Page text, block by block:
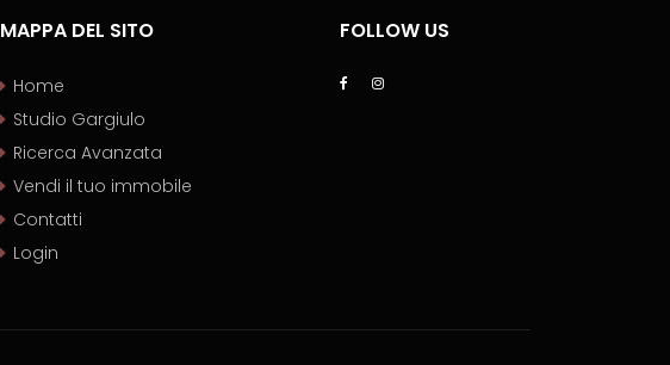
MAPPA DEL SITO
Home
Studio Gargiulo
Ricerca Avanzata
Vendi il tuo immobile
Contatti
Login
FOLLOW US